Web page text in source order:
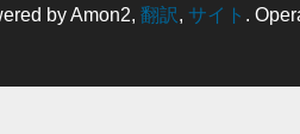
by Amon2, 翻訳, サイト .